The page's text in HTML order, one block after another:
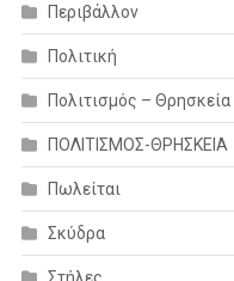
Περιβάλλον
Πολιτική
Πολιτισμός – Θρησκεία
ΠΟΛΙΤΙΣΜΟΣ-ΘΡΗΣΚΕΙΑ
Πωλείται
Σκύδρα